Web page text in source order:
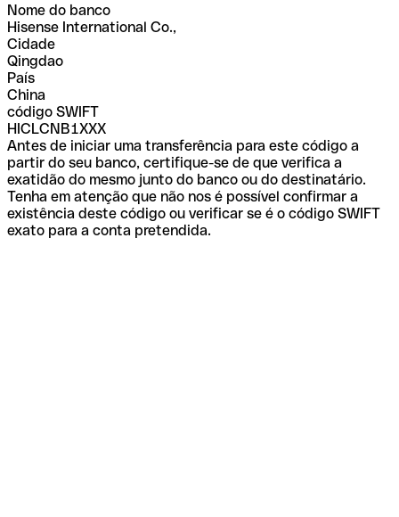
Nome do banco
Hisense International Co.,
Cidade
Qingdao
País
China
código SWIFT
HICLCNB1XXX
Antes de iniciar uma transferência para este código a
partir do seu banco, certifique-se de que verifica a
exatidão do mesmo junto do banco ou do destinatário.
Tenha em atenção que não nos é possível confirmar a
existência deste código ou verificar se é o código SWIFT
exato para a conta pretendida.